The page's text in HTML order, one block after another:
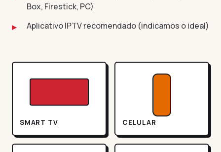
Box, Firestick, PC)
Aplicativo IPTV recomendado (indicamos o ideal)
SMART TV CELULAR